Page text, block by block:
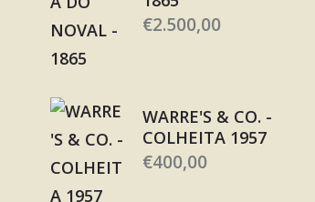
€2.500,00
WARRE'S & CO. -
COLHEITA 1957
€400,00